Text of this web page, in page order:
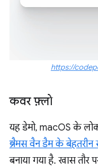
https://
कवर फ़्लो
यह डेमो, macOS के
ब्रैमस वैन डैम के बेहतरीन
बनाया गया है. खास तौर